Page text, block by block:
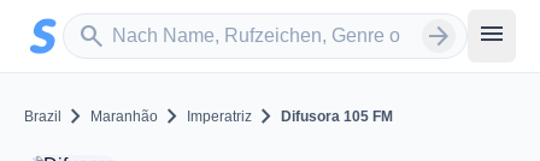
Zum Hauptinhalt springen
search
Sender suchen arrow_forward menu
Brazil chevron_right Maranhão chevron_right Imperatriz chevron_right Difusora 105 FM